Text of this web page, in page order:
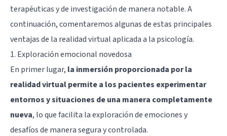
terapéuticas y de investigación de manera notable. A
continuación, comentaremos algunas de estas principales
ventajas de la realidad virtual aplicada a la psicología.
1. Exploración emocional novedosa
En primer lugar, la inmersión proporcionada por la
realidad virtual permite a los pacientes experimentar
entornos y situaciones de una manera completamente
nueva, lo que facilita la exploración de emociones y
desafíos de manera segura y controlada.